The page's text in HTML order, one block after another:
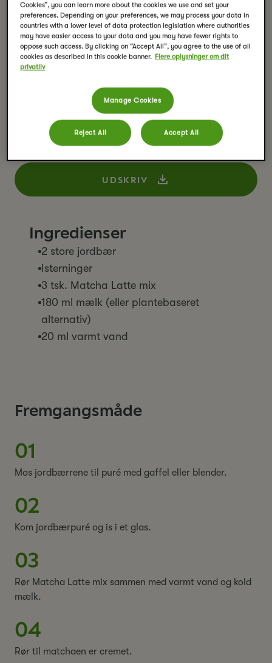
Jordbær Matcha Latte
Serveringer:1
Tilberedningstid: 10 mins
Tools
gaffel (eller stavblender)
En frisk og frugtig matcha latte med sød jordbær. Denne
drik imponerer både i udseende og smag - perfekt som
UDSKRIV
Ingredienser
2 store jordbær
Isterninger
3 tsk. Matcha Latte mix
180 ml mælk (eller plantebaseret
alternativ)
20 ml varmt vand
Fremgangsmåde
01
Mos jordbærrene til puré med gaffel eller blender.
02
Kom jordbærpuré og is i et glas.
03
Rør Matcha Latte mix sammen med varmt vand og kold
mælk.
04
Rør til matchaen er cremet.
Cookies”, you can learn more about the cookies we use and set your
preferences. Depending on your preferences, we may process your data in
countries with a lower level of data protection legislation where authorities
may have easier access to your data and you may have fewer rights to
oppose such access. By clicking on “Accept All”, you agree to the use of all
cookies as described in this cookie banner. Flere oplysninger om dit
privatliv
Manage Cookies
Reject All Accept All